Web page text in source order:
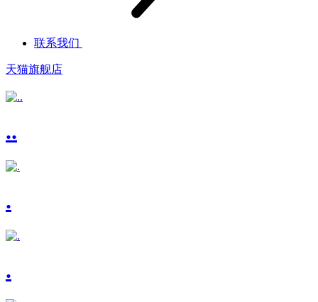
联系我们
天猫旗舰店
..
.
.